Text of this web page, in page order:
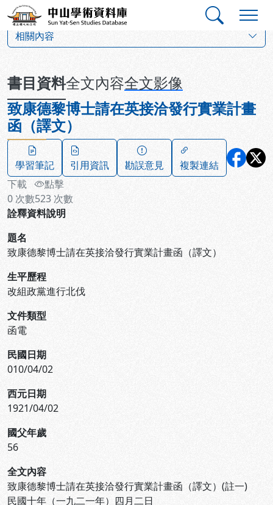
跳到主要內容
中山學術資料庫
相關內容
書目資料全文內容全文影像
致康德黎博士請在英接洽發行實業計畫
函（譯文）
學習筆記 引用資訊 勘誤意見
複製連結
下載
0 次數
點擊
523 次數
詮釋資料說明
題名
致康德黎博士請在英接洽發行實業計畫函（譯文）
生平歷程
改組政黨進行北伐
文件類型
函電
民國日期
010/04/02
西元日期
1921/04/02
國父年歲
56
全文內容
致康德黎博士請在英接洽發行實業計畫函（譯文）(註一)
民國十年（一九二一年）四月二日